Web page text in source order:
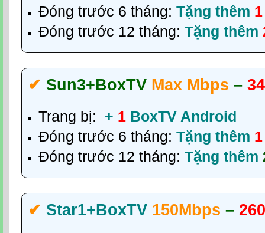
Đóng trước 6 tháng: Tặng thêm 1
Đóng trước 12 tháng: Tặng thêm
✔‎ Sun3+BoxTV Max Mbps –
Trang bị: + 1 BoxTV Android
Đóng trước 6 tháng: Tặng thêm 1
Đóng trước 12 tháng: Tặng thêm
✔‎ Star1+BoxTV 150Mbps –